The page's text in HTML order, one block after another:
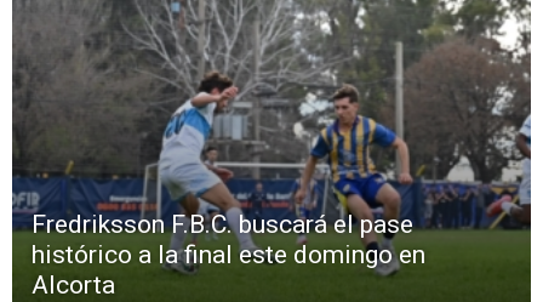
Fredriksson F.B.C. buscará el pase
histórico a la final este domingo en
Alcorta